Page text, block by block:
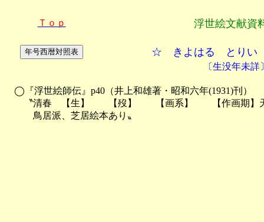
Ｔｏｐ 浮世絵文献資
☆ きよはる とりい
〔生没年未詳
◯『浮世絵師伝』p40（井上和雄著・昭和六年(1931)刊）
〝清春　【生】　　【歿】　　【画系】　　【作画期】